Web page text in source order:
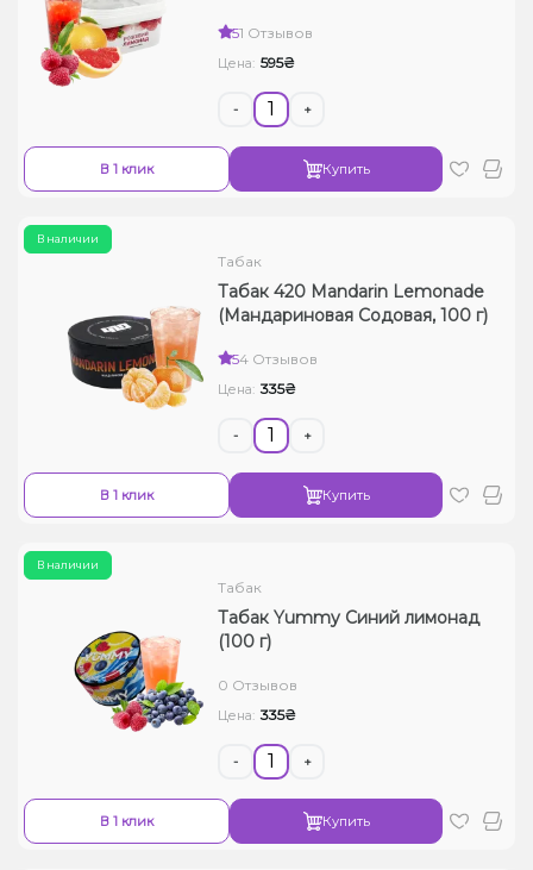
51 Отзывов
Цена: 595₴
- +
В 1 клик Купить
В наличии
Табак
Табак 420 Mandarin Lemonade
(Мандариновая Содовая, 100 г)
54 Отзывов
Цена: 335₴
- +
В 1 клик Купить
В наличии
Табак
Табак Yummy Синий лимонад
(100 г)
0 Отзывов
Цена: 335₴
- +
В 1 клик Купить